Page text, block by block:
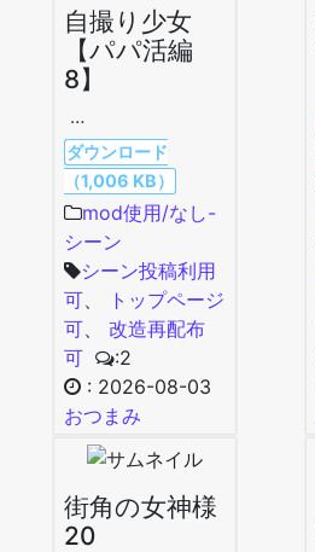
自撮り少女
【パパ活編
8】
…
ダウンロード
（1,006 KB）
mod使用/なし-
シーン
シーン投稿利用
可、
トップページ
可、 改造再配布
可
:2
: 2026-08-03
おつまみ
街角の女神様
20